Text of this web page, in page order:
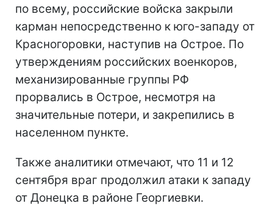
по всему, российские войска закрыли
карман непосредственно к юго-западу от
Красногоровки, наступив на Острое. По
утверждениям российских военкоров,
механизированные группы РФ
прорвались в Острое, несмотря на
значительные потери, и закрепились в
населенном пункте.
Также аналитики отмечают, что 11 и 12
сентября враг продолжил атаки к западу
от Донецка в районе Георгиевки.